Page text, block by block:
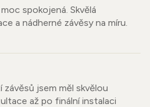
spokojená. Skvělá
a nádherné závěsy na míru.
závěsů jsem měl skvělou
až po finální instalaci